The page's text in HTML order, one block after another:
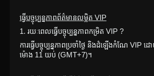
ធ្វើបច្ចុប្បន្នភាពព័ត៌មានលម្អិត VIP
1. រយៈពេលធ្វើបច្ចុប្បន្នភាពកម្រិត VIP ?
ការធ្វើបច្ចុប្បន្នភាពប្រចាំថ្ងៃ និងដំឡើងកំណែ VIP
ម៉ោង 11 យប់ (GMT+7)។